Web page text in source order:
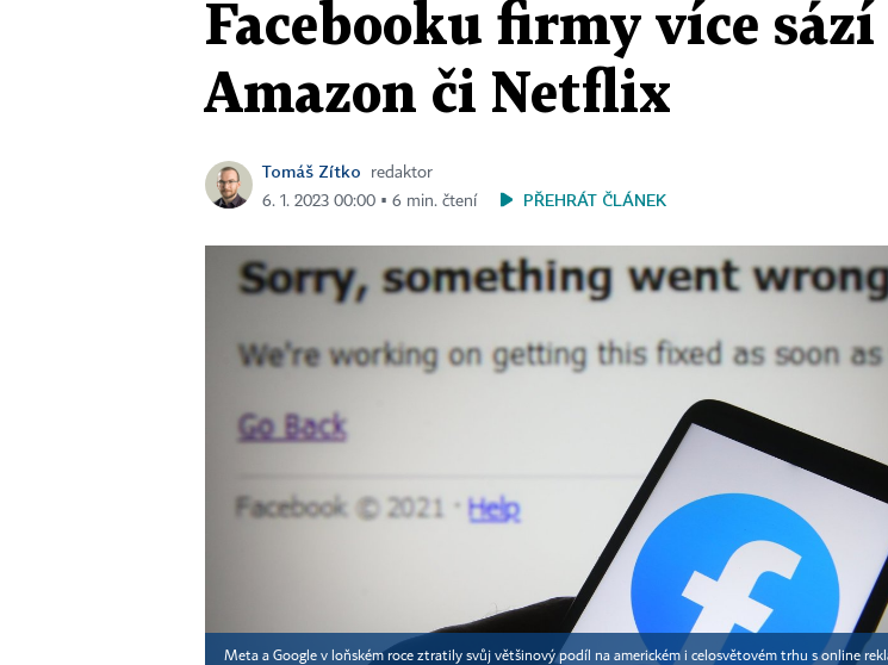
Facebooku firmy více
Amazon či Netflix
Tomáš Zítko
redaktor
6. 1. 2023 00:00 ▪ 6 min. čtení
PŘEHRÁT ČLÁNEK
Meta a Google v loňském roce ztratily svůj většinový podíl na americkém i celosvětovém trhu s online